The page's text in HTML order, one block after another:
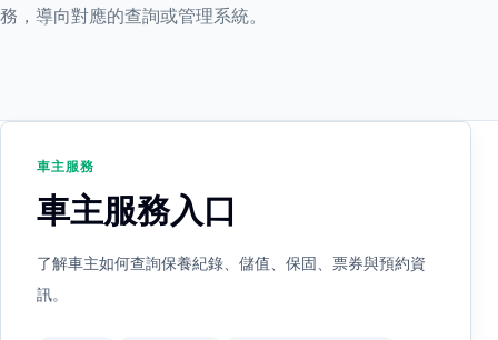
務，導向對應的查詢或管理系統。
車主服務
車主服務入口
了解車主如何查詢保養紀錄、儲值、保固、票券與預約資
訊。